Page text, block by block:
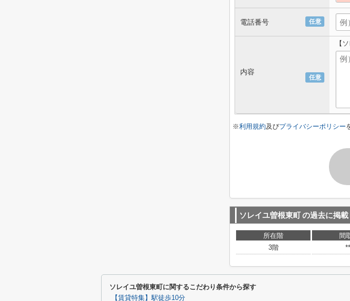
任意
電話番号
任意
内容
【
※利用規約及びプライバシーポリシー
ソレイユ曽根東町の過去に掲
所在階 間
3階
ソレイユ曽根東町に関するこだわり条件から探す
【賃貸特集】駅徒歩10分